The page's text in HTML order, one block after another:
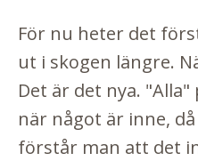
För nu heter det
ut i skogen längre.
Det är det nya.
när något är inne,
förstår man att det